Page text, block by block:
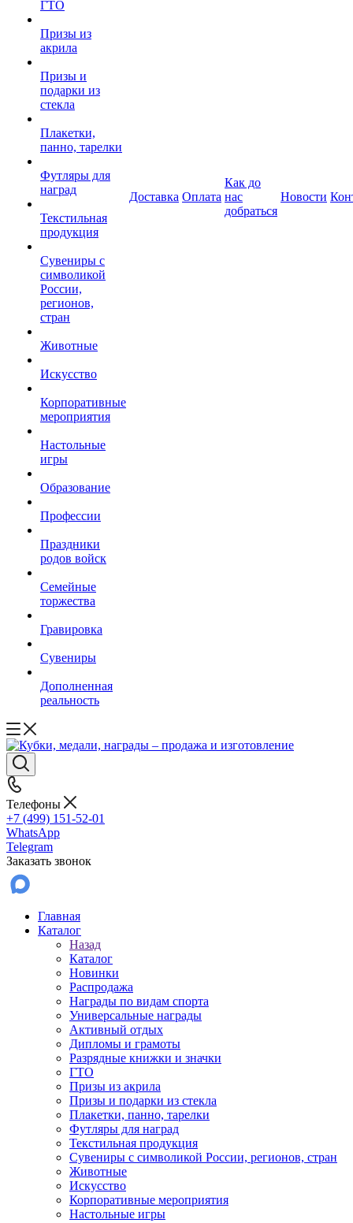
ГТО
Призы из
акрила
Призы и
подарки из
стекла
Плакетки,
панно, тарелки
Футляры для
наград
Текстильная
продукция
Сувениры с
символикой
России,
регионов,
стран
Животные
Искусство
Корпоративные
мероприятия
Настольные
игры
Образование
Профессии
Праздники
родов войск
Семейные
торжества
Гравировка
Сувениры
Дополненная
реальность
Доставка Оплата
Как до
нас
добраться
Новости
Телефоны
+7 (499) 151-52-01
WhatsApp
Telegram
Заказать звонок
Главная
Каталог
Назад
Каталог
Новинки
Распродажа
Награды по видам спорта
Универсальные награды
Активный отдых
Дипломы и грамоты
Разрядные книжки и значки
ГТО
Призы из акрила
Призы и подарки из стекла
Плакетки, панно, тарелки
Футляры для наград
Текстильная продукция
Сувениры с символикой России, регионов, стран
Животные
Искусство
Корпоративные мероприятия
Настольные игры